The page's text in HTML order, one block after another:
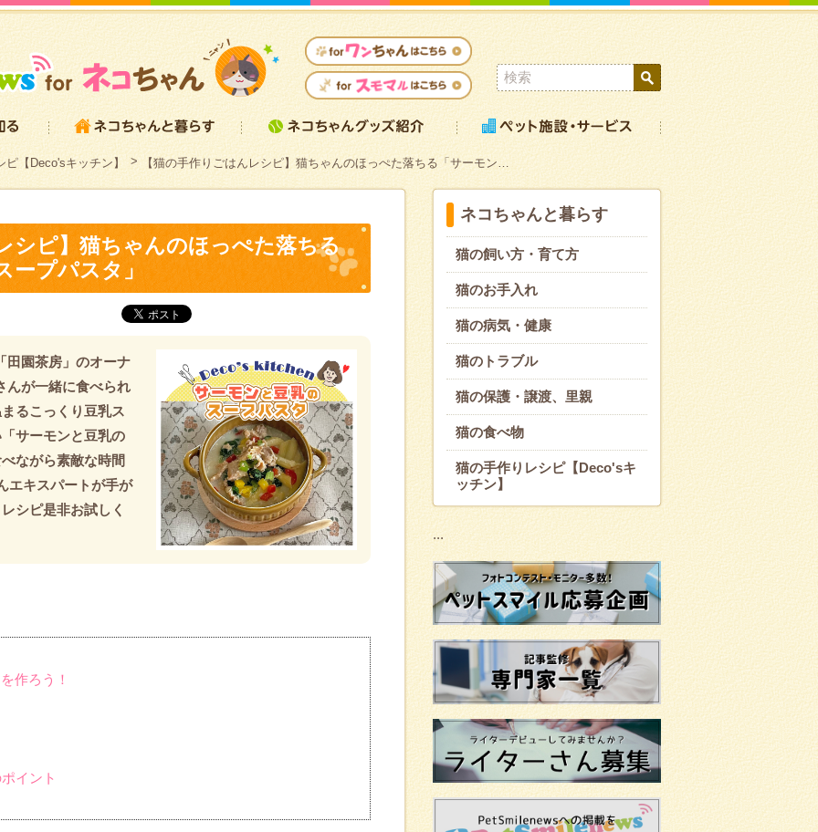
ピ【Deco'sキッチン】 【猫の手作りごはんレシピ】猫ちゃんのほっぺた落ちる「サーモン…
シピ】猫ちゃんのほっぺた落ちる
ープパスタ」
田園茶房」のオーナ
んが一緒に食べられ
るこっくり豆乳ス
サーモンと豆乳の
ながら素敵な時間
エキスパートが手が
シピ是非お試しく
作ろう！
イント
ネコちゃんと暮らす
猫の飼い方・育て方
猫のお手入れ
猫の病気・健康
猫のトラブル
猫の保護・譲渡、里親
猫の食べ物
猫の手作りレシピ【Deco'sキ
ッチン】
...